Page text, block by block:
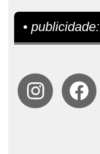
• publicidade: